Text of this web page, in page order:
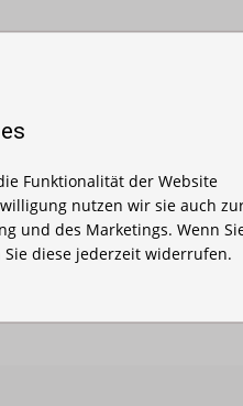
Klettverschlüssen
Blau, Grün, Beige, Grau/
Ihr Zeltfunktionaler und
Funktionalität der Website
nutzen wir sie auch
und des Marketings. Wenn
diese jederzeit widerrufen.